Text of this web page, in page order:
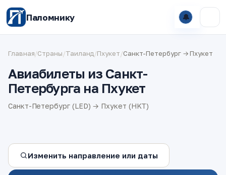
Паломнику 🔔
Главная/Страны/Таиланд/Пхукет/Санкт-Петербург → Пхукет
Авиабилеты из Санкт-
Петербурга на Пхукет
Санкт-Петербург (LED) → Пхукет (HKT)
Изменить направление или даты